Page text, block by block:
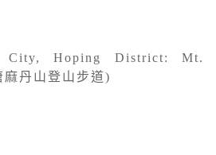
City, Hoping District: Mt.
丹山登山步道)